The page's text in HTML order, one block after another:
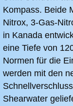
Kompass. Beide
Nitrox, 3-Gas-
in Kanada
eine Tiefe von
Normen für die
werden mit den
Shearwater